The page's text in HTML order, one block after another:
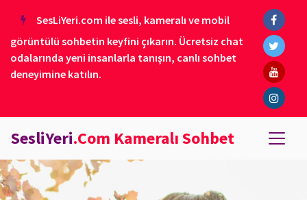
SesLiYeri.com ile sesli, kameralı ve mobil
görüntülü sohbetin keyfini çıkarın. Ücretsiz chat
odalarında yeni insanlarla tanışın, canlı sohbet
deneyimine katılın.
SesliYeri.Com Kameralı Sohbet